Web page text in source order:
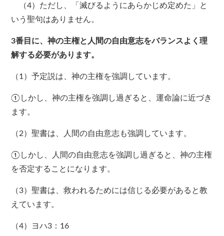
（4）ただし、「滅びるようにあらかじめ定めた」と
いう聖句はありません。
3番目に、神の主権と人間の自由意志をバランスよく理
解する必要があります。
（1）予定説は、神の主権を強調しています。
①しかし、神の主権を強調し過ぎると、運命論に近づき
ます。
（2）聖書は、人間の自由意志も強調しています。
①しかし、人間の自由意志を強調し過ぎると、神の主権
を否定することになります。
（3）聖書は、救われるためには信じる必要があると教
えています。
（4）ヨハ3：16